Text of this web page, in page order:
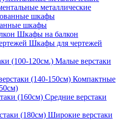
металлические
шкафы
Шкафы на балкон
Шкафы для чертежей
Малые верстаки
Компактные
Средние верстаки
Широкие верстаки